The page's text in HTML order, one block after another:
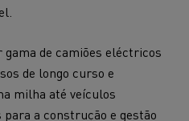
gama de camiões eléctricos
de longo curso e
milha até veículos
a construção e gestão